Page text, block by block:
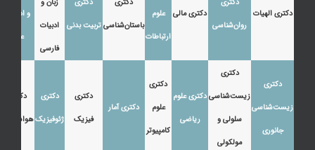
دکتری الهیات
دکتری
روان‌شناسی
دکتری مالی
علوم
ارتباطات
دکتری
باستان‌شناسی
دکتری
تربیت بدنی
زبان و
ادبیات
فارسی
و ادبیات
عرب
دکتری
زیست‌شناسی
جانوری
دکتری
زیست‌شناسی
سلولی و
مولکولی
دکتری علوم
ریاضی
دکتری
علوم
کامپیوتر
دکتری آمار
دکتری
فیزیک
دکتری
ژئوفیزیک
دکتری
هواشناسی